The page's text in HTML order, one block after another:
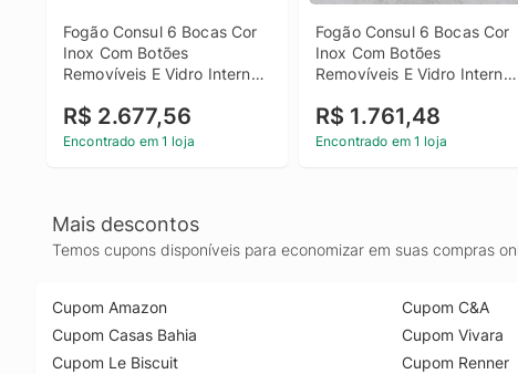
Fogão Consul 6 Bocas Cor
Inox Com Botões
Removíveis E Vidro Interno
R$ 2.677,56
Encontrado em 1 loja
Fogão Consul 6 Bocas Cor
Inox Com Botões
Removíveis E Vidro Interno
Bivolt
R$ 1.761,48
Encontrado em 1 loja
Mais descontos
Temos cupons disponíveis para economizar em suas compras
Cupom Amazon
Cupom Casas Bahia
Cupom Le Biscuit
Cupom C&A
Cupom Vivara
Cupom Renner